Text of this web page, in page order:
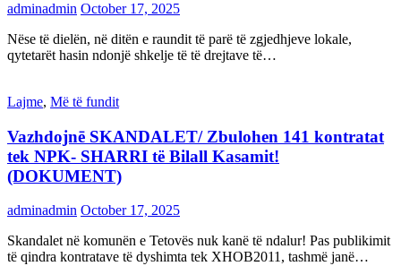
adminadmin October 17, 2025
Nëse të dielën, në ditën e raundit të parë të zgjedhjeve lokale,
qytetarët hasin ndonjë shkelje të të drejtave të…
Lajme, Më të fundit
Vazhdojnē SKANDALET/ Zbulohen 141 kontratat
tek NPK- SHARRI të Bilall Kasamit!
(DOKUMENT)
adminadmin October 17, 2025
Skandalet në komunën e Tetovës nuk kanë të ndalur! Pas publikimit
të qindra kontratave të dyshimta tek XHOB2011, tashmë janë…